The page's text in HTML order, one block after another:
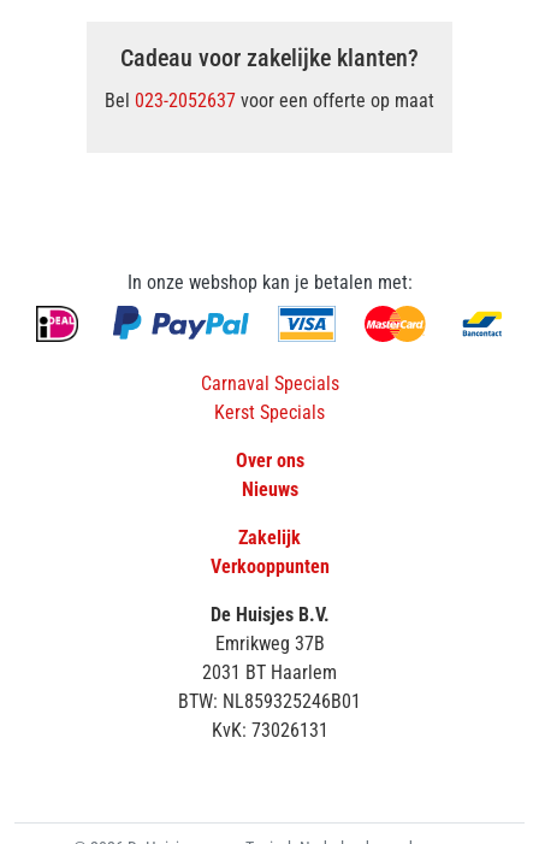
Cadeau voor zakelijke klanten?
Bel 023-2052637 voor een offerte op maat
In onze webshop kan je betalen met:
Carnaval Specials
Kerst Specials
Over ons
Nieuws
Zakelijk
Verkooppunten
De Huisjes B.V.
Emrikweg 37B
2031 BT Haarlem
BTW: NL859325246B01
KvK: 73026131